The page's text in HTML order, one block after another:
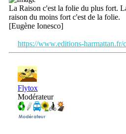
La Raison c'est la folie du plus fort.
raison du moins fort c'est de la folie.
[Eugène Ionesco]
https://www.editions-harmattan.fr/
Flytox
Modérateur